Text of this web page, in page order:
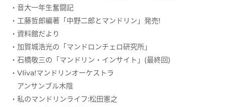
・音大一年生奮闘記
・工藤哲郎編著「中野二郎とマンドリン」発売!
・資料館だより
・加賀城浩光の「マンドロンチェロ研究所」
・石橋敬三の「マンドリン・インサイト」(最終回)
・VIiva!マンドリンオーケストラ
アンサンブル木陰
・私のマンドリンライフ:松田憲之